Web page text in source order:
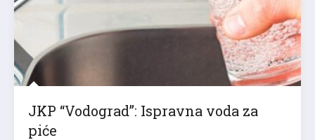
JKP “Vodograd”: Ispravna voda za
piće